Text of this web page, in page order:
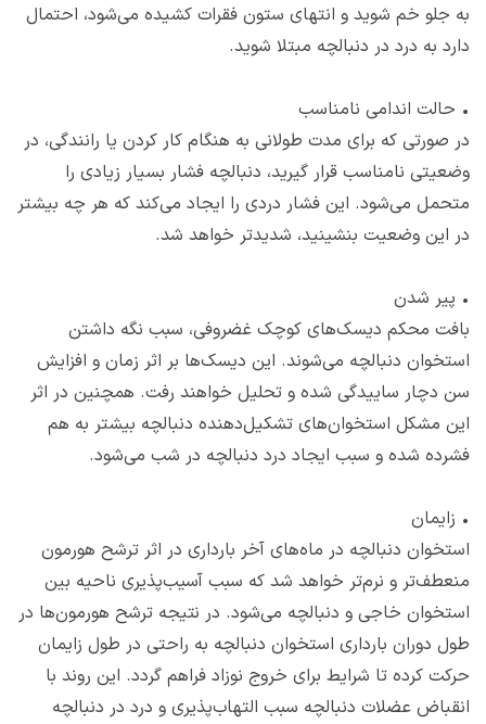
به جلو خم شوید و انتهای ستون فقرات کشیده می‌شود، احتمال
دارد به درد در دنبالچه مبتلا شوید.
• حالت اندامی نامناسب
در صورتی که برای مدت طولانی به هنگام کار کردن یا رانندگی، در
وضعیتی نامناسب قرار گیرید، دنبالچه فشار بسیار زیادی را
متحمل می‌شود. این فشار دردی را ایجاد می‌کند که هر چه بیشتر
در این وضعیت بنشینید، شدیدتر خواهد شد.
• پیر شدن
بافت محکم دیسک‌‌های کوچک غضروفی، سبب نگه داشتن
استخوان دنبالچه می‌شوند. این دیسک‌‌ها بر اثر زمان و افزایش
سن دچار ساییدگی شده و تحلیل خواهند رفت. همچنین در اثر
این مشکل استخوان‌‌های تشکیل‌‌دهنده دنبالچه بیشتر به هم
فشرده شده و سبب ایجاد درد دنبالچه در شب می‌شود.
• زایمان
استخوان دنبالچه در ماه‌های آخر بارداری در اثر ترشح هورمون
منعطف‌تر و نرم‌‌تر خواهد شد که سبب آسیب‌پذیری ناحیه بین
استخوان خاجی و دنبالچه می‌شود. در نتیجه ترشح هورمون‌ها در
طول دوران بارداری استخوان دنبالچه به راحتی در طول زایمان
حرکت کرده تا شرایط برای خروج نوزاد فراهم گردد. این روند با
انقباض عضلات دنبالچه سبب التهاب‌پذیری و درد در دنبالچه